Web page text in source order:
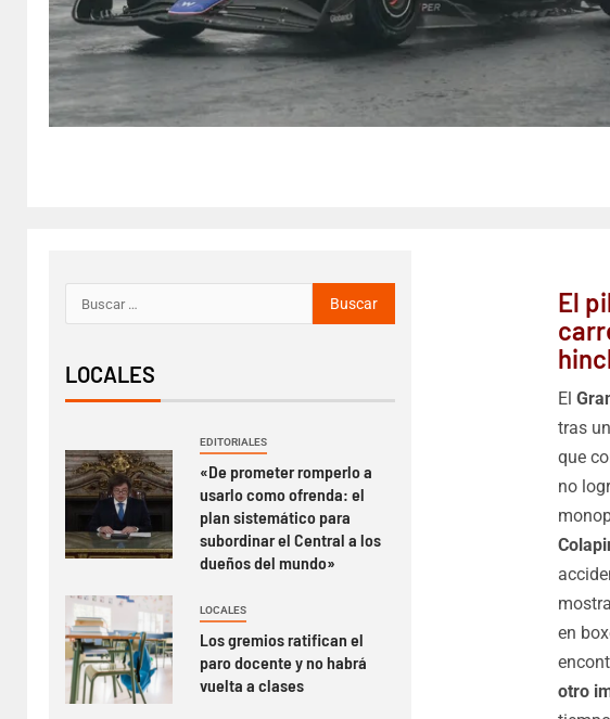
El
El
tras
que
no
en
otro
LOCALES
EDITORIALES
«De prometer romperlo a
usarlo como ofrenda: el
plan sistemático para
subordinar el Central a los
dueños del mundo»
LOCALES
Los gremios ratifican el
paro docente y no habrá
vuelta a clases